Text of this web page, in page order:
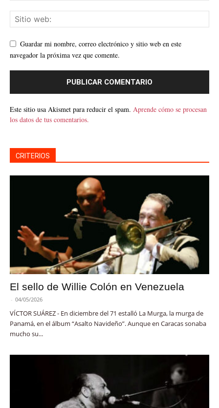
Guardar mi nombre, correo electrónico y sitio web en este
navegador la próxima vez que comente.
Este sitio usa Akismet para reducir el spam. Aprende cómo se procesan
los datos de tus comentarios.
CRITERIOS
El sello de Willie Colón en Venezuela
- 04/05/2026
VÍCTOR SUÁREZ - En diciembre del 71 estalló La Murga, la murga de
Panamá, en el álbum “Asalto Navideño”. Aunque en Caracas sonaba
mucho su...